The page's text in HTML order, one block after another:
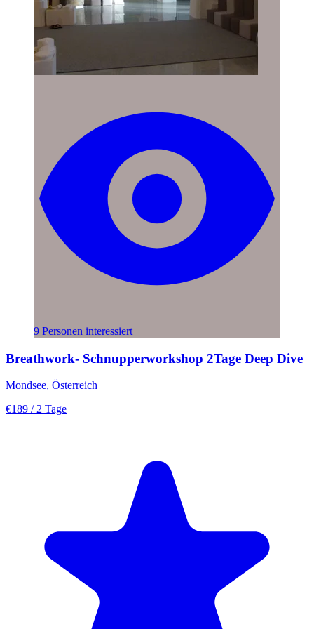
9 Personen interessiert
Breathwork- Schnupperworkshop 2Tage Deep Dive
Mondsee, Österreich
€189 / 2 Tage